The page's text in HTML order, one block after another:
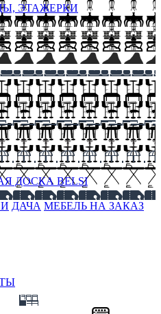
ЭТАЖЕРКИ
ДОСКА BELSI
ДАЧА МЕБЕЛЬ НА ЗАКАЗ